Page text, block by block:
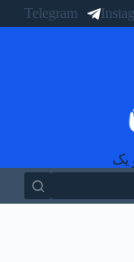
ا
Telegram
یک